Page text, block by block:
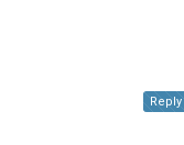
Reply